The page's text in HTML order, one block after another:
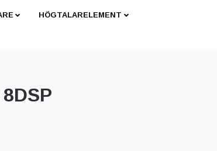
HÖGTALARELEMENT